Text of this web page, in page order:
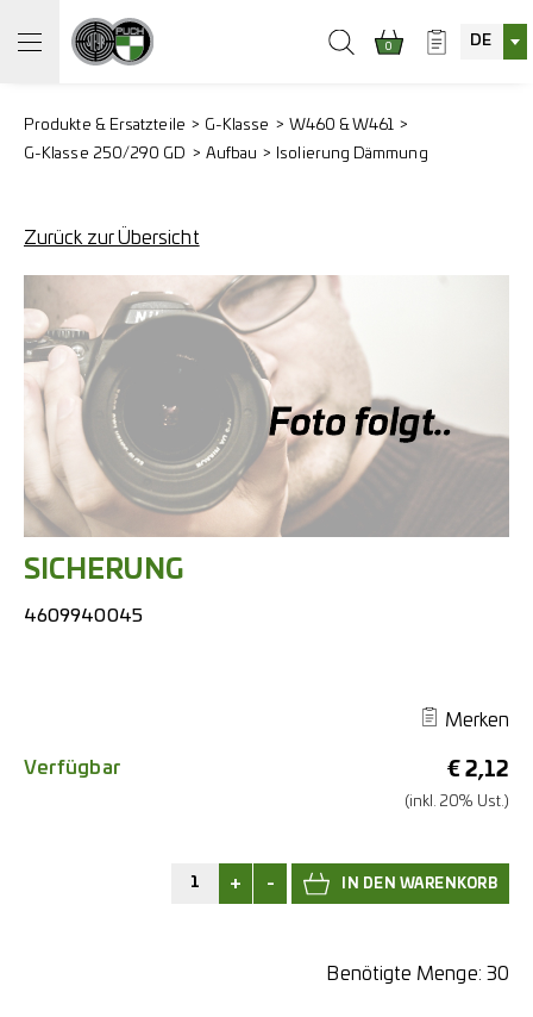
0 DE
Produkte & Ersatzteile G-Klasse
W460 & W461
G-Klasse 250/290 GD
Aufbau Isolierung Dämmung
Zurück zur Übersicht
SICHERUNG
4609940045
Merken
€ 2,12
(inkl. 20% Ust.)
Verfügbar
+ -
Benötigte Menge: 30